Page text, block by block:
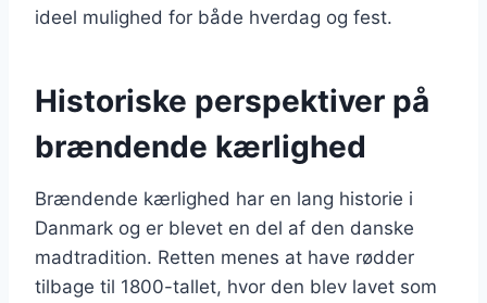
ideel mulighed for både hverdag og fest.
Historiske perspektiver på
brændende kærlighed
Brændende kærlighed har en lang historie i
Danmark og er blevet en del af den danske
madtradition. Retten menes at have rødder
tilbage til 1800-tallet, hvor den blev lavet som